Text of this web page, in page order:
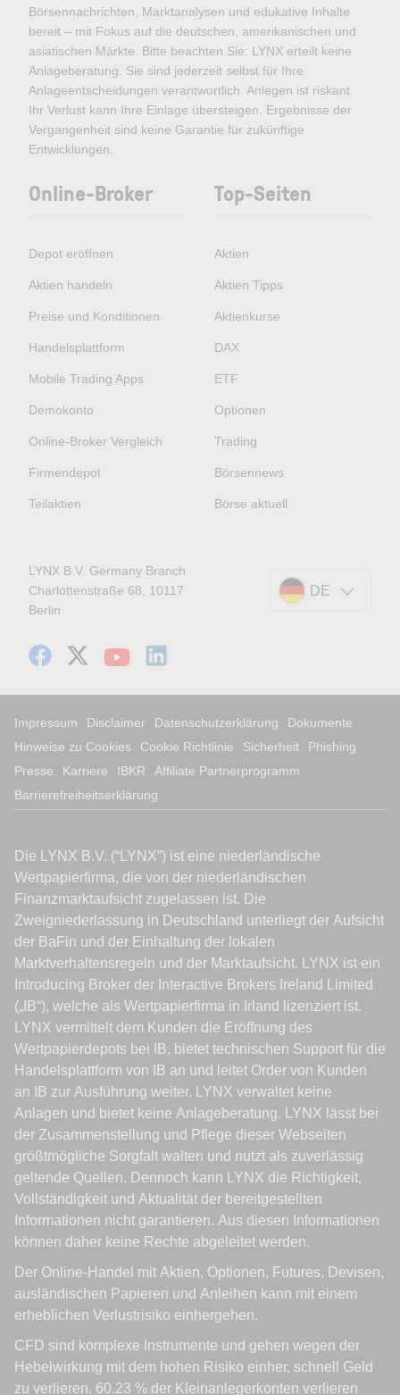
Börsennachrichten, Marktanalysen und edukative Inhalte
bereit – mit Fokus auf die deutschen, amerikanischen und
asiatischen Märkte. Bitte beachten Sie: LYNX erteilt keine
Anlageberatung. Sie sind jederzeit selbst für Ihre
Anlageentscheidungen verantwortlich. Anlegen ist riskant.
Ihr Verlust kann Ihre Einlage übersteigen. Ergebnisse der
Vergangenheit sind keine Garantie für zukünftige
Entwicklungen.
Online-Broker
Depot eröffnen
Aktien handeln
Preise und Konditionen
Handelsplattform
Mobile Trading Apps
Demokonto
Online-Broker Vergleich
Firmendepot
Teilaktien
Top-Seiten
Aktien
Aktien Tipps
Aktienkurse
DAX
ETF
Optionen
Trading
Börsennews
Börse aktuell
LYNX B.V. Germany Branch
Charlottenstraße 68, 10117
Berlin
DE
Impressum Disclaimer Datenschutzerklärung
Dokumente
Hinweise zu Cookies
Cookie Richtlinie Sicherheit
Phishing
Presse
Karriere IBKR
Affiliate Partnerprogramm
Barrierefreiheitserklärung